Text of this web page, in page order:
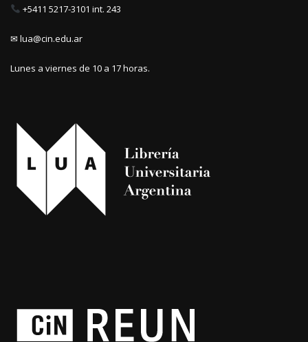
+5411 5217-3101 int. 243
✉ lua@cin.edu.ar
Lunes a viernes de 10 a 17 horas.